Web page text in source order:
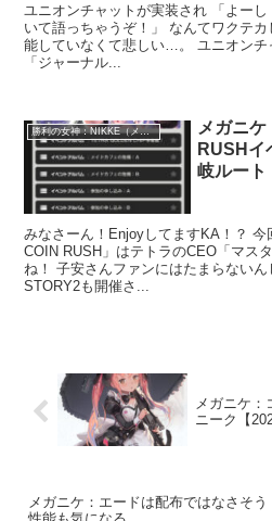
ユニオンチャットが実装され 「よー
いて語っちゃうぞ！」 なんてワクテ
能していなくて悲しい…。 ユニオンチ
「ジャーナル...
勝利の女神：NIKKE（メガニケ）
メガニ
RUSHイ
岐ルート
みなさーん！EnjoyしてますKA！？ 今
COIN RUSH」はテトラのCEO「マス
ね！ 子安さんファンにはたまらない
STORY2も開催さ...
メガニケ：
ニーク【
メガニケ：エードは配布ではなさそう